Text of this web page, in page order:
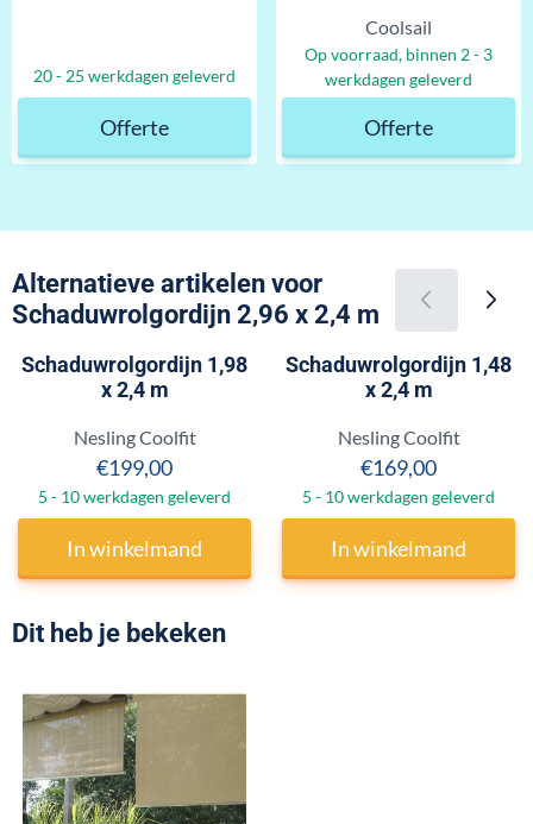
Prijs op aanvraag
20 - 25 werkdagen geleverd
Offerte
Merk:
Coolsail
Prijs op
Op voorraad, binnen 2 - 3
werkdagen geleverd
Offerte
Alternatieve artikelen voor
Schaduwrolgordijn 2,96 x 2,4 m
Schaduwrolgordijn 1,98
x 2,4 m
Merk:
Nesling Coolfit
Prijs: 199,00
€199,00
5 - 10 werkdagen geleverd
In winkelmand
Schaduwrolgordijn 1,48
x 2,4 m
Merk:
Nesling Coolfit
Prijs: 169,00
€169,00
5 - 10 werkdagen geleverd
In winkelmand
Dit heb je bekeken